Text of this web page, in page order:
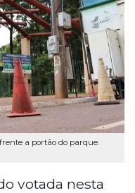
a portão do parque.
votada nesta